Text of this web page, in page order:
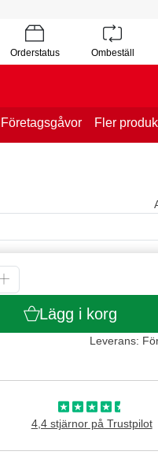
Orderstatus Ombeställ
Företagsgåvor Fler
Lägg i korg
Leverans:
4,4 stjärnor på Trustpilot